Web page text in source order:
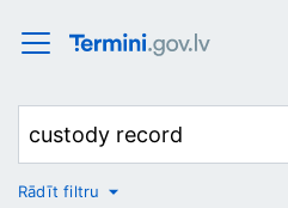
No
Rādīt filtru